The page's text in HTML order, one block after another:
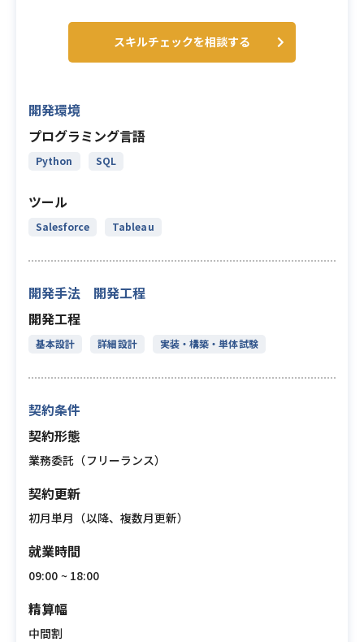
スキルチェックを相談する
開発環境
プログラミング言語
Python SQL
ツール
Salesforce Tableau
開発手法 開発工程
開発工程
基本設計 詳細設計 実装・構築・単体試験
契約条件
契約形態
業務委託（フリーランス）
契約更新
初月単月（以降、複数月更新）
就業時間
09:00 ~ 18:00
精算幅
中間割